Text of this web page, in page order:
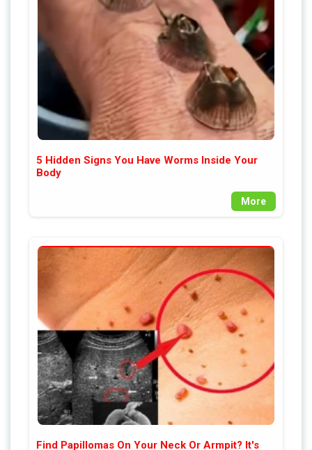
5 Hidden Signs You Have Worms Inside Your
Body
More
Find Papillomas On Your Neck Or Armpit? It's